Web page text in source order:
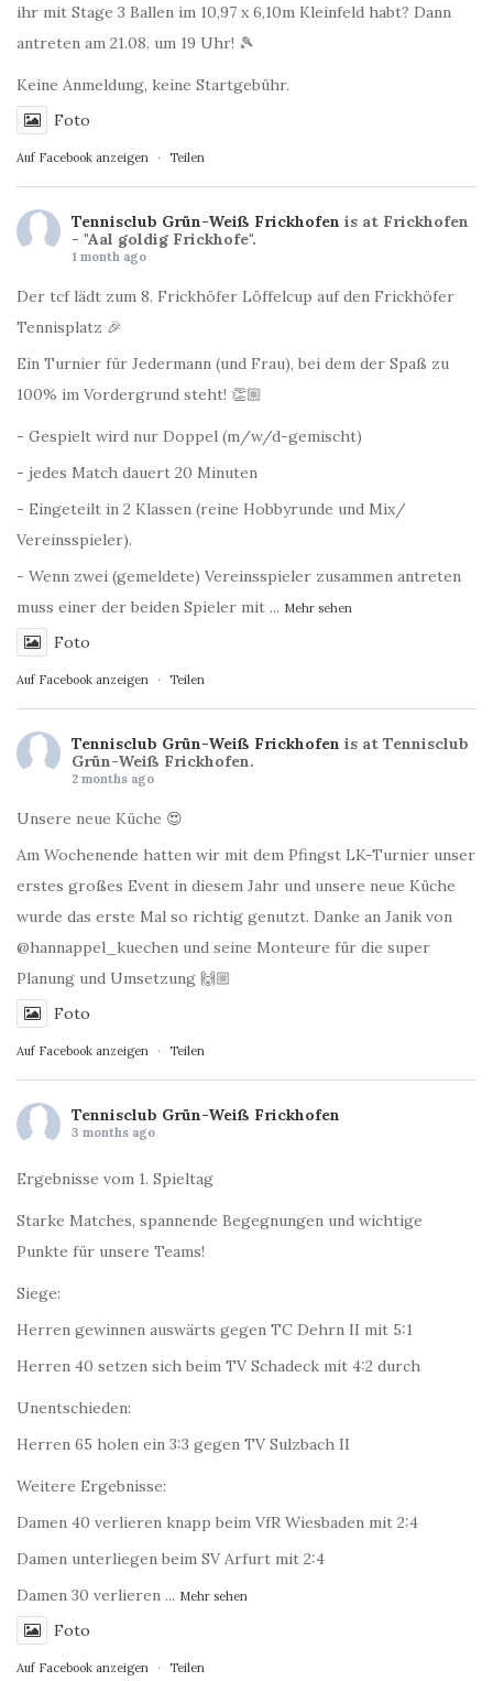
ihr mit Stage 3 Ballen im 10,97 x 6,10m Kleinfeld habt? Dann
antreten am 21.08. um 19 Uhr! 🎾
Keine Anmeldung, keine Startgebühr.
Foto
Auf Facebook anzeigen · Teilen
Tennisclub Grün-Weiß Frickhofen is at Frickhofen
- "Aal goldig Frickhofe".
1 month ago
Der tcf lädt zum 8. Frickhöfer Löffelcup auf den Frickhöfer
Tennisplatz 🎉
Ein Turnier für Jedermann (und Frau), bei dem der Spaß zu
100% im Vordergrund steht! 👏🏼
- Gespielt wird nur Doppel (m/w/d-gemischt)
- jedes Match dauert 20 Minuten
- Eingeteilt in 2 Klassen (reine Hobbyrunde und Mix/
Vereinsspieler).
- Wenn zwei (gemeldete) Vereinsspieler zusammen antreten
muss einer der beiden Spieler mit ... Mehr sehen
Foto
Auf Facebook anzeigen · Teilen
Tennisclub Grün-Weiß Frickhofen is at Tennisclub
Grün-Weiß Frickhofen.
2 months ago
Unsere neue Küche 😍
Am Wochenende hatten wir mit dem Pfingst LK-Turnier unser
erstes großes Event in diesem Jahr und unsere neue Küche
wurde das erste Mal so richtig genutzt. Danke an Janik von
@hannappel_kuechen und seine Monteure für die super
Planung und Umsetzung 🙌🏼
Foto
Auf Facebook anzeigen · Teilen
Tennisclub Grün-Weiß Frickhofen
3 months ago
Ergebnisse vom 1. Spieltag
Starke Matches, spannende Begegnungen und wichtige
Punkte für unsere Teams!
Siege:
Herren gewinnen auswärts gegen TC Dehrn II mit 5:1
Herren 40 setzen sich beim TV Schadeck mit 4:2 durch
Unentschieden:
Herren 65 holen ein 3:3 gegen TV Sulzbach II
Weitere Ergebnisse:
Damen 40 verlieren knapp beim VfR Wiesbaden mit 2:4
Damen unterliegen beim SV Arfurt mit 2:4
Damen 30 verlieren ... Mehr sehen
Foto
Auf Facebook anzeigen · Teilen